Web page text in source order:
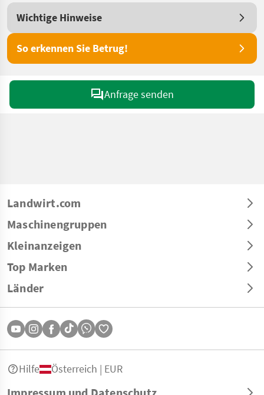
Wichtige Hinweise
So erkennen Sie Betrug!
Anfrage senden
Landwirt.com
Maschinengruppen
Kleinanzeigen
Top Marken
Länder
Hilfe Österreich | EUR